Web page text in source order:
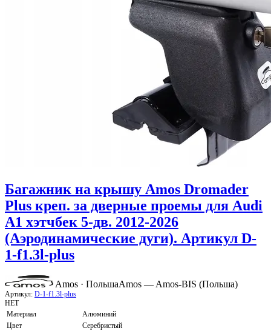
Багажник на крышу Amos Dromader
Plus креп. за дверные проемы для Audi
A1 хэтчбек 5-дв. 2012-2026
(Аэродинамические дуги). Артикул D-
1-f1.3l-plus
Amos · ПольшаAmos — Amos-BIS (Польша)
Артикул: D-1-f1.3l-plus
НЕТ
Материал
Алюминий
Цвет
Серебристый